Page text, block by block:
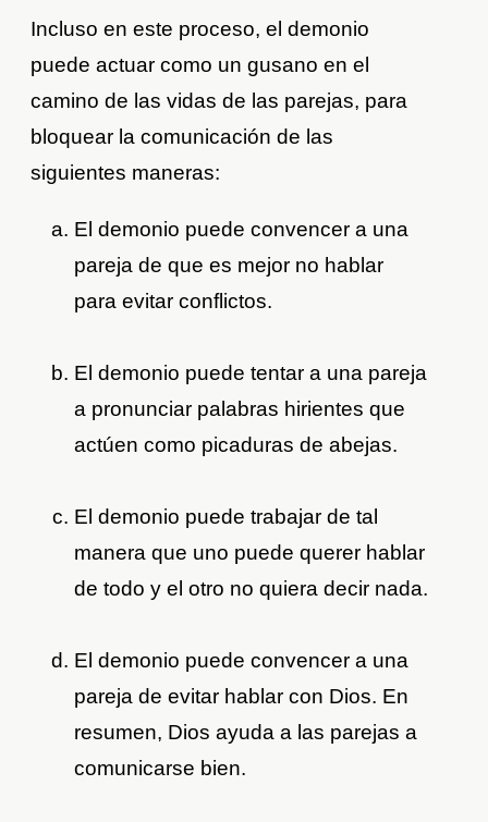
Incluso en este proceso, el demonio
puede actuar como un gusano en el
camino de las vidas de las parejas, para
bloquear la comunicación de las
siguientes maneras:
El demonio puede convencer a una
pareja de que es mejor no hablar
para evitar conflictos.
El demonio puede tentar a una pareja
a pronunciar palabras hirientes que
actúen como picaduras de abejas.
El demonio puede trabajar de tal
manera que uno puede querer hablar
de todo y el otro no quiera decir nada.
El demonio puede convencer a una
pareja de evitar hablar con Dios. En
resumen, Dios ayuda a las parejas a
comunicarse bien.